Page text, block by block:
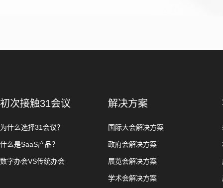
初次接触31会议
为什么选择31会议？
什么是SaaS产品？
数字办会VS传统办会
解决方案
国际大会解决方案
政府会解决方案
展览会解决方案
学术会解决方案